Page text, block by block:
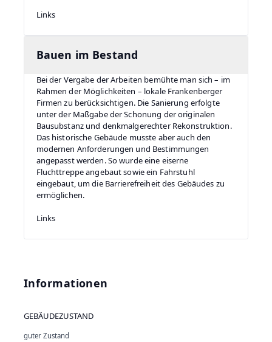
Links
Bauen im Bestand
Bei der Vergabe der Arbeiten bemühte man sich – im
Rahmen der Möglichkeiten – lokale Frankenberger
Firmen zu berücksichtigen. Die Sanierung erfolgte
unter der Maßgabe der Schonung der originalen
Bausubstanz und denkmalgerechter Rekonstruktion.
Das historische Gebäude musste aber auch den
modernen Anforderungen und Bestimmungen
angepasst werden. So wurde eine eiserne
Fluchttreppe angebaut sowie ein Fahrstuhl
eingebaut, um die Barrierefreiheit des Gebäudes zu
ermöglichen.
Links
Informationen
GEBÄUDEZUSTAND
guter Zustand